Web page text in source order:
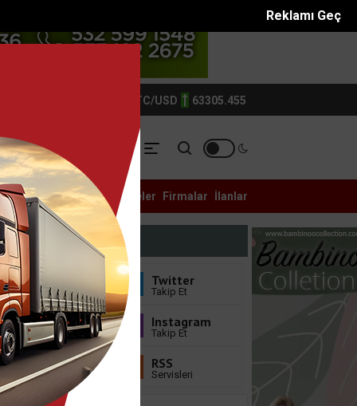
Reklamı Geç
BTC/USD 63305.455
YEREL ASAYİŞ
9 yaral... Ambulans ile otomobil çarpıştı: 3ü sağlık çal...
Anketler Eczaneler Firmalar İlanlar
Bizi Takip Edin
Facebook
Sayfayı Beğen
Twitter
Takip Et
Youtube
Abone Ol
Instagram
Takip Et
Linkedin
Takip Et
RSS
Servisleri